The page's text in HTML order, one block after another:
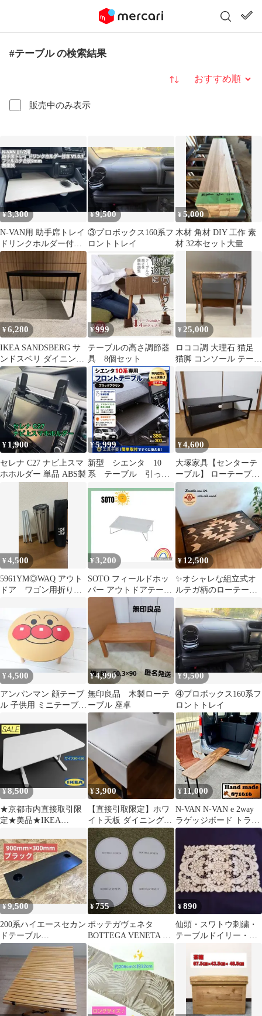
#テーブル の検索結果
販売中のみ表示
並び替え
¥3,300
N-VAN用 助手席トレイ
ドリンクホルダー付き
(無塗装)
¥9,500
③プロボックス160系フ
ロントトレイ
¥5,000
木材 角材 DIY 工作 素
材 32本セット大量
¥6,280
IKEA SANDSBERG サ
ンドスベリ ダイニング
テーブル 110cm
¥999
テーブルの高さ調節器
具 8個セット
¥ 25,000
ロココ調 大理石 猫足
猫脚 コンソール テーブ
ル 花台 イタリア ヨー
ロッパ
¥ 1,900
セレナ C27 ナビ上スマ
ホホルダー 単品 ABS製
¥5,999
新型 シエンタ 10
系 テーブル 引っ掛
¥4,600
大塚家具【センターテ
ーブル】 ローテーブル
(後付け収納ストッパー
付き)
¥4,500
5961YM◎WAQ アウト
ドア ワゴン用折り畳
¥3,200
SOTO フィールドホッ
パー アウトドアテーブ
ル
¥ 12,500
✨オシャレな組立式オ
ルテガ柄のローテーブ
¥4,500
アンパンマン 顔テーブ
ル 子供用 ミニテーブ
¥4,990
無印良品 木製ローテ
ーブル 座卓
¥9,500
④プロボックス160系フ
ロントトレイ
¥8,500
★京都市内直接取引限
定★美品★IKEA
机★テーブル
¥3,900
【直接引取限定】ホワ
イト天板 ダイニングテ
ーブル
¥ 11,000
N-VAN N-VAN e 2way
ラゲッジボード トラン
クテーブル
¥9,500
200系ハイエースセカン
ドテーブル
(BK)900mm×300mm
¥755
ボッテガヴェネタ
BOTTEGA VENETA コ
ースター 4枚セット
¥890
仙頭・スワトウ刺繍・
テーブルドイリー・花